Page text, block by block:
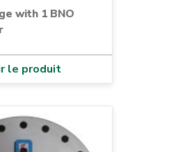
with 1 BNO
le produit